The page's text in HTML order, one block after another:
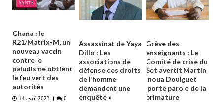
SANTÉ
Ghana : le
R21/Matrix-M, un
nouveau vaccin
contre le
paludisme obtient
le feu vert des
autorités
14 avril 2023
0
Assassinat de Yaya
Dillo : Les
associations de
défense des droits
de l’homme
demandent une
enquête «
Grève des
enseignants : Le
Comité de crise du
Set avertit Martin
Inoua Doulguet
,porte parole de la
primature